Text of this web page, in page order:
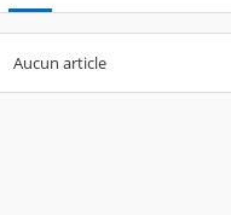
Aucun article